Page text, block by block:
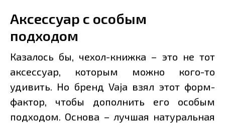
Аксессуар с особым
подходом
Казалось бы, чехол-книжка – это не тот
аксессуар, которым можно кого-то
удивить. Но бренд Vaja взял этот форм-
фактор, чтобы дополнить его особым
подходом. Основа – лучшая натуральная